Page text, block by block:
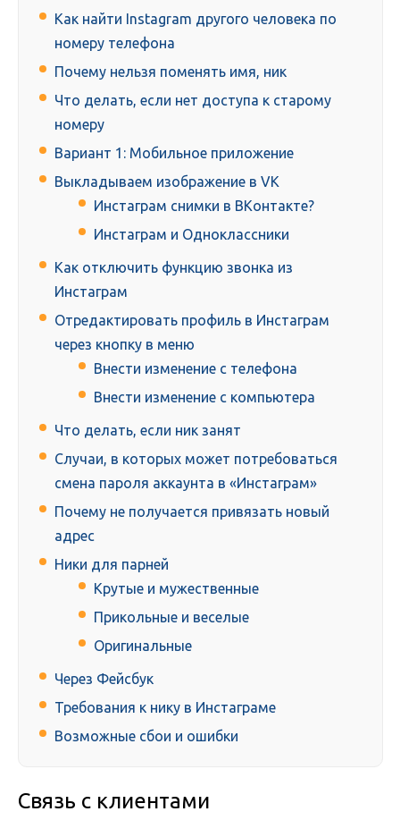
Как найти Instagram другого человека по
номеру телефона
Почему нельзя поменять имя, ник
Что делать, если нет доступа к старому
номеру
Вариант 1: Мобильное приложение
Выкладываем изображение в VK
Инстаграм снимки в ВКонтакте?
Инстаграм и Одноклассники
Как отключить функцию звонка из
Инстаграм
Отредактировать профиль в Инстаграм
через кнопку в меню
Внести изменение с телефона
Внести изменение с компьютера
Что делать, если ник занят
Случаи, в которых может потребоваться
смена пароля аккаунта в «Инстаграм»
Почему не получается привязать новый
адрес
Ники для парней
Крутые и мужественные
Прикольные и веселые
Оригинальные
Через Фейсбук
Требования к нику в Инстаграме
Возможные сбои и ошибки
Связь с клиентами